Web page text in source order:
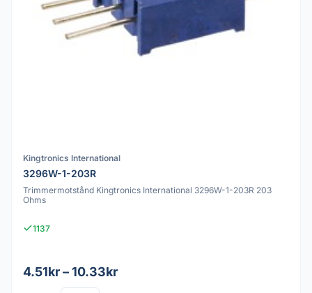
Kingtronics International
3296W-1-203R
Trimmermotstånd Kingtronics International 3296W-1-203R 203
Ohms
1137
4.51kr – 10.33kr